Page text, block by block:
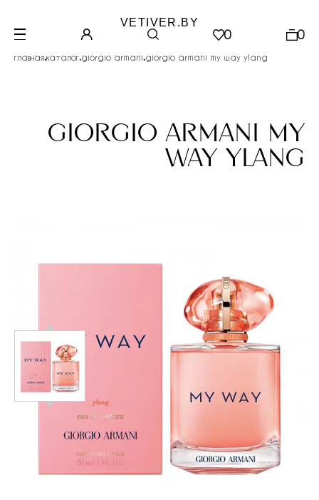
VETIVER.BY
0 0
главная.каталог.giorgio armani.giorgio armani my way ylang
giorgio armani my
way ylang